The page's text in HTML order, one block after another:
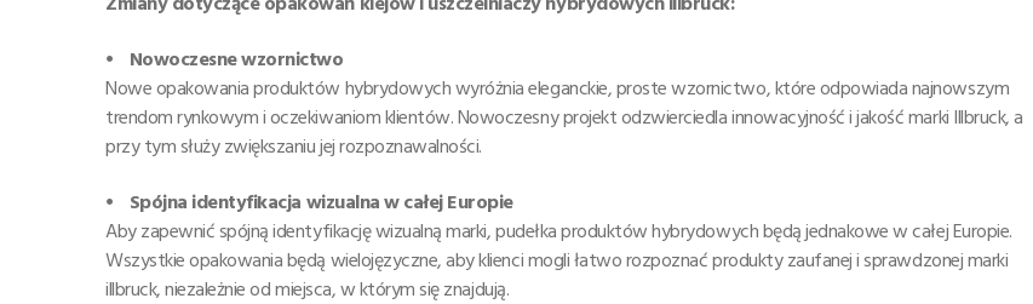
⦁ Nowoczesne wzornictwo
Nowe opakowania produktów hybrydowych wyróżnia eleganckie, proste wzornictwo, które odpowiada najnowszym
trendom rynkowym i oczekiwaniom klientów. Nowoczesny projekt odzwierciedla innowacyjność i jakość marki Illbruck, a
przy tym służy zwiększaniu jej rozpoznawalności.
⦁ Spójna identyfikacja wizualna w całej Europie
Aby zapewnić spójną identyfikację wizualną marki, pudełka produktów hybrydowych będą jednakowe w całej Europie.
Wszystkie opakowania będą wielojęzyczne, aby klienci mogli łatwo rozpoznać produkty zaufanej i sprawdzonej marki
illbruck, niezależnie od miejsca, w którym się znajdują.